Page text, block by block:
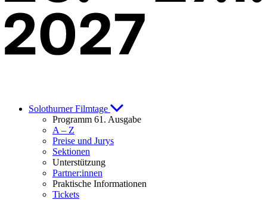
Solothurner Filmtage
Programm 61. Ausgabe
A – Z
Preise und Jurys
Sektionen
Unterstützung
Partner:innen
Praktische Informationen
Tickets